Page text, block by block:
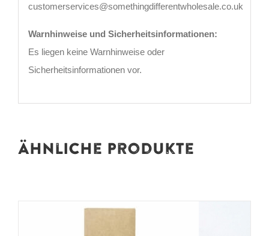
customerservices@somethingdifferentwholesale.co.uk
Warnhinweise und Sicherheitsinformationen:
Es liegen keine Warnhinweise oder
Sicherheitsinformationen vor.
Ähnliche Produkte